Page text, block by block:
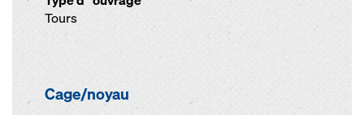
Tours
Cage/noyau